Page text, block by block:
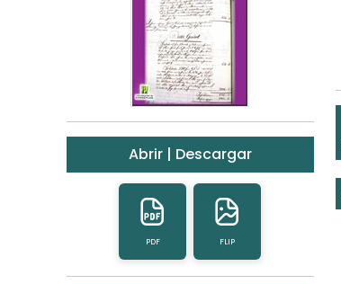
Abrir | Descargar
PDF FLIP